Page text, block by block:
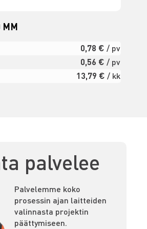
0,78 € / pv
0,56 € / pv
13,79 € / kk
palvelee
Palvelemme koko
prosessin ajan laitteiden
valinnasta projektin
päättymiseen.